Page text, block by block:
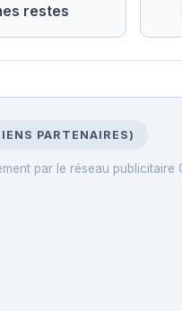
restes
PARTENAIRES)
par le réseau publicitaire